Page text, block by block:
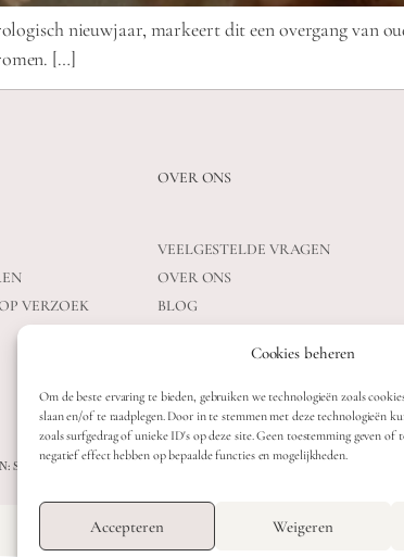
Cookies beheren
Om de beste ervaring te bieden, gebruiken we technologieën zoals
slaan en/of te raadplegen. Door in te stemmen met deze technologieën
zoals surfgedrag of unieke ID's op deze site. Geen toestemming geven
negatief effect hebben op bepaalde functies en mogelijkheden.
Accepteren Weigeren
nieuwjaar, markeert dit een overgang van
[…]
VERZOEK
OVER ONS
VEELGESTELDE VRAGEN
OVER ONS
BLOG
STUDIO SANNE-LOTTE